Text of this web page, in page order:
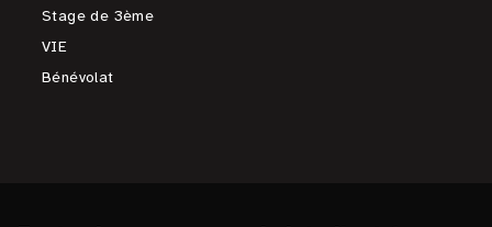
Stage de 3ème
VIE
Bénévolat